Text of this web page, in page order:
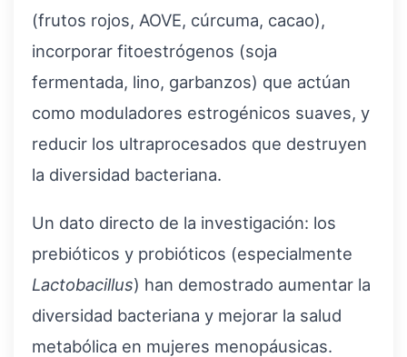
(frutos rojos, AOVE, cúrcuma, cacao),
incorporar fitoestrógenos (soja
fermentada, lino, garbanzos) que actúan
como moduladores estrogénicos suaves, y
reducir los ultraprocesados que destruyen
la diversidad bacteriana.
Un dato directo de la investigación: los
prebióticos y probióticos (especialmente
Lactobacillus) han demostrado aumentar la
diversidad bacteriana y mejorar la salud
metabólica en mujeres menopáusicas.